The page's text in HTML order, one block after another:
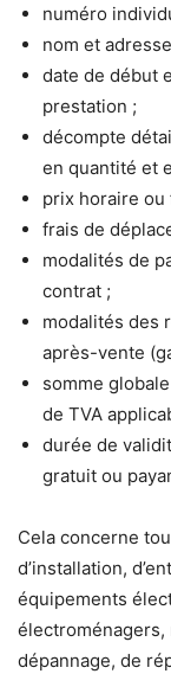
numéro
nom et
date de début
prestation ;
décompte
en quantité et
prix horaire ou
frais de
modalités de
contrat ;
modalités des
après-vente
somme
de TVA
durée de
gratuit ou
Cela concerne
d’installation,
équipements
électroménagers,
dépannage, de